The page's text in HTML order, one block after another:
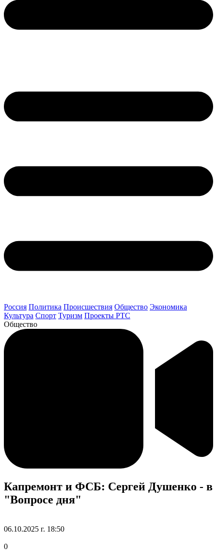
Россия Политика Происшествия Общество Экономика
Культура Спорт Туризм Проекты РТС
Общество
Капремонт и ФСБ: Сергей Душенко - в
"Вопросе дня"
06.10.2025 г. 18:50
0